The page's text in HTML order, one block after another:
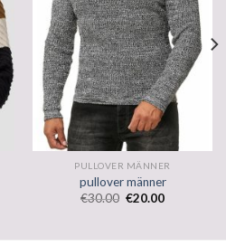
PULLOVER MÄNNER
pullover männer
€30.00 €20.00